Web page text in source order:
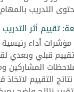
التدريب
تقييم أثر
أداء
تقييم قبلي وبعدي
المشاركين
التقييم